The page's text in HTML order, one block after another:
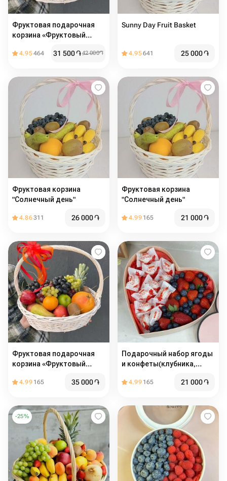
Фруктовая подарочная
корзина «Фруктовый
4.95464 31 500֏42 000֏
Sunny Day Fruit Basket
4.95641 25 000֏
Фруктовая корзина
"Солнечный день"
4.86311 26 000֏
Фруктовая корзина
"Солнечный день"
4.99 165 21 000֏
Фруктовая подарочная
корзина «Фруктовый
4.99 165 35 000֏
Подарочный набор ягоды
и конфеты(клубника,
коробке сердце ♥️
4.99 165 21 000֏
-25%